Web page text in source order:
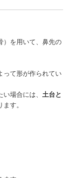
）を用いて、鼻先の
って形が作られてい
い場合には、土台と
す。